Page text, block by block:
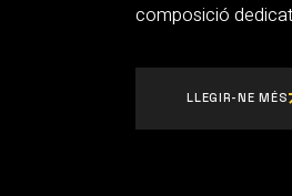
composició
LLEGIR-NE MÉS